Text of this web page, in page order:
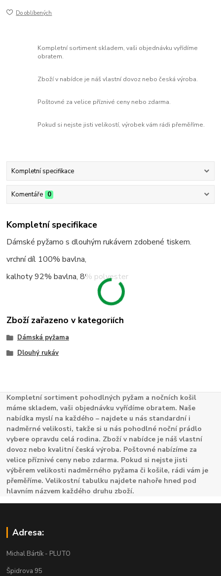
Do oblíbených
Kompletní sortiment skladem, vaši objednávku vyřídíme
obratem.
Zboží v nabídce je náš vlastní dovoz nebo česká výroba.
Poštovné za velice příznivé ceny nebo zdarma.
Pokud si nejste jisti velikostí, výrobek vám rádi přeměříme.
Kompletní specifikace
Komentáře 0
Kompletní specifikace
Dámské pyžamo s dlouhým rukávem zdobené tiskem.
vrchní díl 100% bavlna,
kalhoty 92% bavlna, 8% polyester
Zboží zařazeno v kategoriích
Dámská pyžama
Dlouhý rukáv
Kompletní sortiment pohodlných pyžam a nočních košil
máme skladem, vaši objednávku vyřídíme obratem. Naše
nabídka myslí na každého – najdete u nás standardní i
nadměrné velikosti, takže si u nás pohodlné noční prádlo
vybere opravdu celá rodina. Zboží v nabídce je náš vlastní
dovoz nebo kvalitní česká výroba. Poštovné nabízíme za
velice příznivé ceny nebo zdarma. Pokud si nejste jisti
výběrem velikosti nadměrného pyžama či košile, rádi vám je
přeměříme. Velikostní tabulku najdete nahoře hned pod
hlavním názvem každého druhu zboží.
Adresa:
Michal Bártík - PLUTO
Špidrova 95